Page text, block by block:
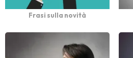
Frasi sulla novità